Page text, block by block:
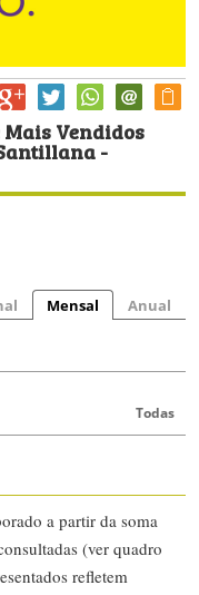
Vendidos
-
Mensal Anual
Todas
a partir da soma
(ver quadro
refletem